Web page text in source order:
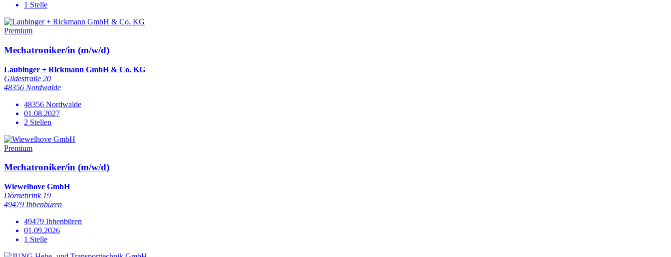
1 Stelle
Premium
Mechatroniker/in (m/w/d)
Laubinger + Rickmann GmbH & Co. KG
Gildestraße 20
48356 Nordwalde
48356 Nordwalde
01.08.2027
2 Stellen
Premium
Mechatroniker/in (m/w/d)
Wiewelhove GmbH
Dörnebrink 19
49479 Ibbenbüren
49479 Ibbenbüren
01.09.2026
1 Stelle